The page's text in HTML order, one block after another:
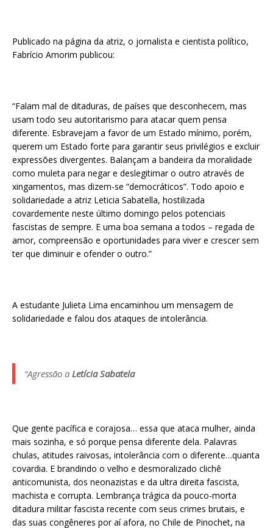
Publicado na página da atriz, o jornalista e cientista político,
Fabrício Amorim publicou:
“Falam mal de ditaduras, de países que desconhecem, mas
usam todo seu autoritarismo para atacar quem pensa
diferente. Esbravejam a favor de um Estado mínimo, porém,
querem um Estado forte para garantir seus privilégios e excluir
expressões divergentes. Balançam a bandeira da moralidade
como muleta para negar e deslegitimar o outro através de
xingamentos, mas dizem-se “democráticos”. Todo apoio e
solidariedade a atriz Leticia Sabatella, hostilizada
covardemente neste último domingo pelos potenciais
fascistas de sempre. E uma boa semana a todos – regada de
amor, compreensão e oportunidades para viver e crescer sem
ter que diminuir e ofender o outro.”
A estudante Julieta Lima encaminhou um mensagem de
solidariedade e falou dos ataques de intolerância.
“Agressão a Letícia Sabatela
Que gente pacífica e corajosa… essa que ataca mulher, ainda
mais sozinha, e só porque pensa diferente dela. Palavras
chulas, atitudes raivosas, intolerância com o diferente…quanta
covardia. E brandindo o velho e desmoralizado clichê
anticomunista, dos neonazistas e da ultra direita fascista,
machista e corrupta. Lembrança trágica da pouco-morta
ditadura militar fascista recente com seus crimes brutais, e
das suas congêneres por aí afora, no Chile de Pinochet, na